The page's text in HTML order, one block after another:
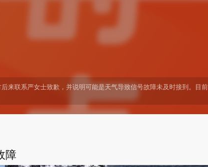
联系严女士致歉，并说明可能是天气导致信号故障未及时接到。目
障